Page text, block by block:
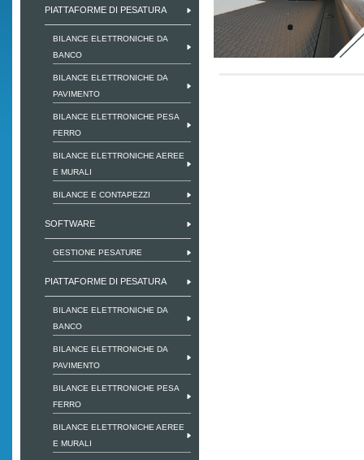
PIATTAFORME DI PESATURA
BILANCE ELETTRONICHE DA
BANCO
BILANCE ELETTRONICHE DA
PAVIMENTO
BILANCE ELETTRONICHE PESA
FERRO
BILANCE ELETTRONICHE AEREE
E MURALI
BILANCE E CONTAPEZZI
SOFTWARE
GESTIONE PESATURE
PIATTAFORME DI PESATURA
BILANCE ELETTRONICHE DA
BANCO
BILANCE ELETTRONICHE DA
PAVIMENTO
BILANCE ELETTRONICHE PESA
FERRO
BILANCE ELETTRONICHE AEREE
E MURALI